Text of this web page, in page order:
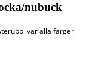
nubuck
alla färger